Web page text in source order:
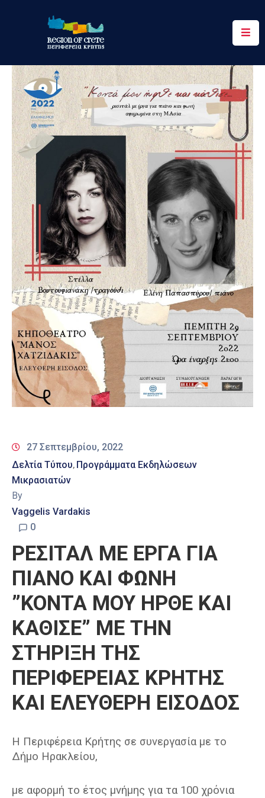
Περιφέρεια
Ενημέρωση
Έργα
&
Δράσεις
Ψηφιακές
Υπηρεσίες
Επικοινωνία
27 Σεπτεμβρίου, 2022
Δελτία Τύπου‚ Προγράμματα Εκδηλώσεων
Μικρασιατών
By
Vaggelis Vardakis
0
ΡΕΣΙΤΑΛ ΜΕ ΕΡΓΑ ΓΙΑ
ΠΙΑΝΟ ΚΑΙ ΦΩΝΗ
”ΚΟΝΤΑ ΜΟΥ ΗΡΘΕ ΚΑΙ
ΚΑΘΙΣΕ” ΜΕ ΤΗΝ
ΣΤΗΡΙΞΗ ΤΗΣ
ΠΕΡΙΦΕΡΕΙΑΣ ΚΡΗΤΗΣ
ΚΑΙ ΕΛΕΥΘΕΡΗ ΕΙΣΟΔΟΣ
Η Περιφέρεια Κρήτης σε συνεργασία με το
Δήμο Ηρακλείου,
με αφορμή το έτος μνήμης για τα 100 χρόνια